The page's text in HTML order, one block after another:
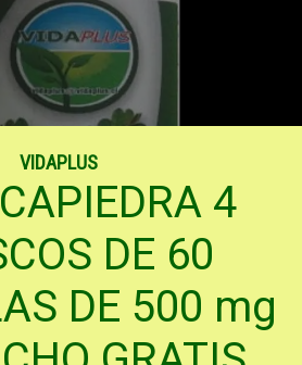
VIDAPLUS
4
DE 60
DE 500 mg